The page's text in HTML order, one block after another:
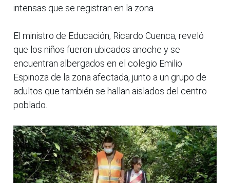
intensas que se registran en la zona.
El ministro de Educación, Ricardo Cuenca, reveló
que los niños fueron ubicados anoche y se
encuentran albergados en el colegio Emilio
Espinoza de la zona afectada, junto a un grupo de
adultos que también se hallan aislados del centro
poblado.